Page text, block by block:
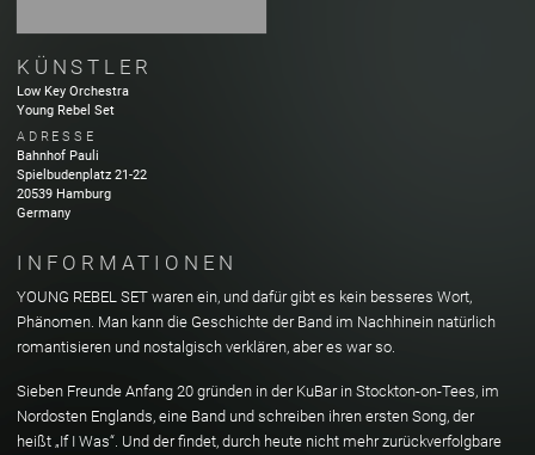
KÜNSTLER
Low Key Orchestra
Young Rebel Set
ADRESSE
Bahnhof Pauli
Spielbudenplatz 21-22
20539 Hamburg
Germany
INFORMATIONEN
YOUNG REBEL SET waren ein, und dafür gibt es kein besseres Wort,
Phänomen. Man kann die Geschichte der Band im Nachhinein natürlich
romantisieren und nostalgisch verklären, aber es war so.
Sieben Freunde Anfang 20 gründen in der KuBar in Stockton-on-Tees, im
Nordosten Englands, eine Band und schreiben ihren ersten Song, der
heißt „If I Was“. Und der findet, durch heute nicht mehr zurückverfolgbare